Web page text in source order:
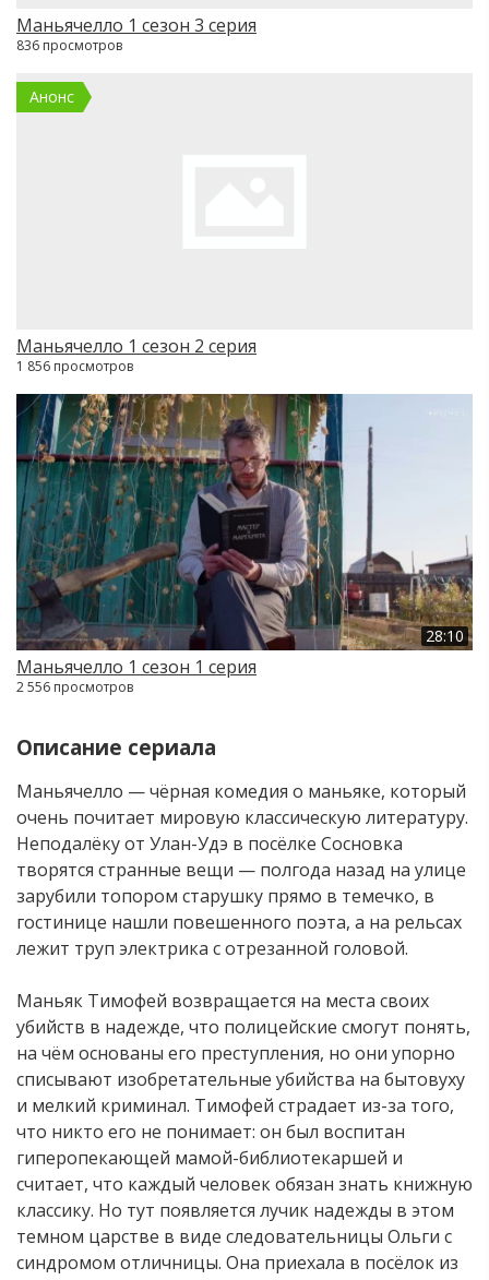
Маньячелло 1 сезон 3 серия
836 просмотров
Анонс
Маньячелло 1 сезон 2 серия
1 856 просмотров
28:10
Маньячелло 1 сезон 1 серия
2 556 просмотров
Описание сериала
Маньячелло — чёрная комедия о маньяке, который
очень почитает мировую классическую литературу.
Неподалёку от Улан-Удэ в посёлке Сосновка
творятся странные вещи — полгода назад на улице
зарубили топором старушку прямо в темечко, в
гостинице нашли повешенного поэта, а на рельсах
лежит труп электрика с отрезанной головой.
Маньяк Тимофей возвращается на места своих
убийств в надежде, что полицейские смогут понять,
на чём основаны его преступления, но они упорно
списывают изобретательные убийства на бытовуху
и мелкий криминал. Тимофей страдает из-за того,
что никто его не понимает: он был воспитан
гиперопекающей мамой-библиотекаршей и
считает, что каждый человек обязан знать книжную
классику. Но тут появляется лучик надежды в этом
темном царстве в виде следовательницы Ольги с
синдромом отличницы. Она приехала в посёлок из